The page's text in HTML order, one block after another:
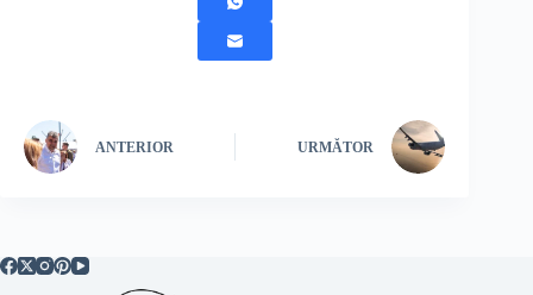
ANTERIOR URMĂTOR